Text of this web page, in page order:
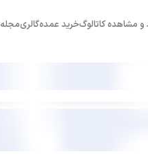
و مشاهده کاتالوگخرید عمدهگالریمجله